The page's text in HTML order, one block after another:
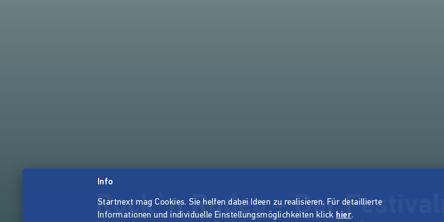
Rock`n Rodeo - Der
Info
Startnext mag Cookies. Sie helfen dabei Ideen zu realisieren. Für detaillierte
Informationen und individuelle Einstellungsmöglichkeiten klick hier.